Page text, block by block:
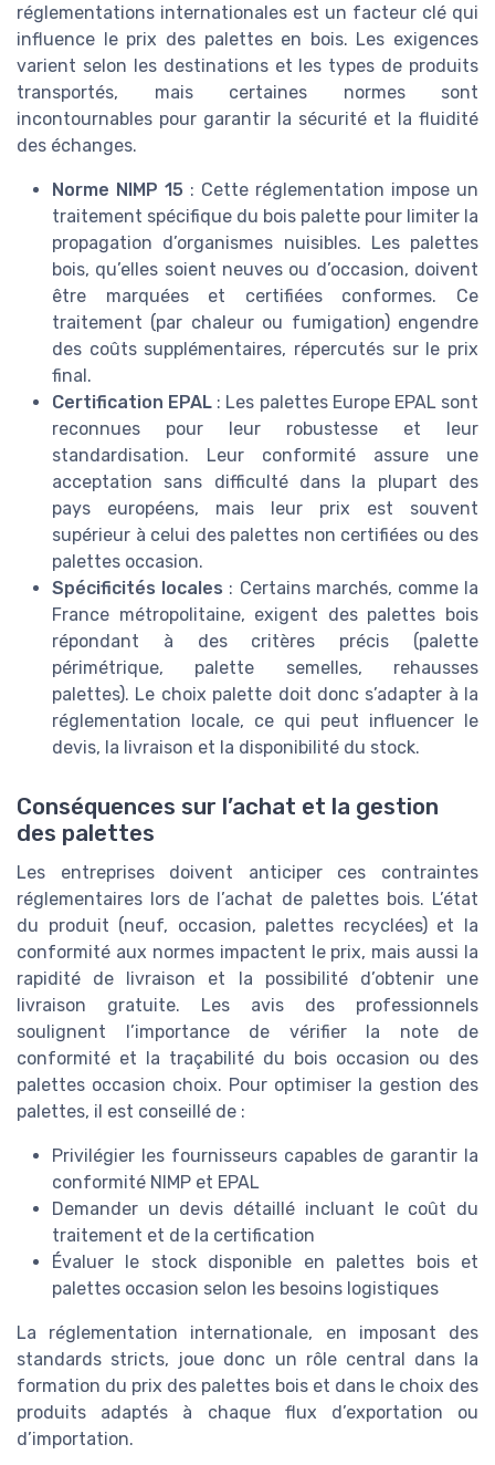
réglementations internationales est un facteur clé qui
influence le prix des palettes en bois. Les exigences
varient selon les destinations et les types de produits
transportés, mais certaines normes sont
incontournables pour garantir la sécurité et la fluidité
des échanges.
Norme NIMP 15 : Cette réglementation impose un
traitement spécifique du bois palette pour limiter la
propagation d’organismes nuisibles. Les palettes
bois, qu’elles soient neuves ou d’occasion, doivent
être marquées et certifiées conformes. Ce
traitement (par chaleur ou fumigation) engendre
des coûts supplémentaires, répercutés sur le prix
final.
Certification EPAL : Les palettes Europe EPAL sont
reconnues pour leur robustesse et leur
standardisation. Leur conformité assure une
acceptation sans difficulté dans la plupart des
pays européens, mais leur prix est souvent
supérieur à celui des palettes non certifiées ou des
palettes occasion.
Spécificités locales : Certains marchés, comme la
France métropolitaine, exigent des palettes bois
répondant à des critères précis (palette
périmétrique, palette semelles, rehausses
palettes). Le choix palette doit donc s’adapter à la
réglementation locale, ce qui peut influencer le
devis, la livraison et la disponibilité du stock.
Conséquences sur l’achat et la gestion
des palettes
Les entreprises doivent anticiper ces contraintes
réglementaires lors de l’achat de palettes bois. L’état
du produit (neuf, occasion, palettes recyclées) et la
conformité aux normes impactent le prix, mais aussi la
rapidité de livraison et la possibilité d’obtenir une
livraison gratuite. Les avis des professionnels
soulignent l’importance de vérifier la note de
conformité et la traçabilité du bois occasion ou des
palettes occasion choix. Pour optimiser la gestion des
palettes, il est conseillé de :
Privilégier les fournisseurs capables de garantir la
conformité NIMP et EPAL
Demander un devis détaillé incluant le coût du
traitement et de la certification
Évaluer le stock disponible en palettes bois et
palettes occasion selon les besoins logistiques
La réglementation internationale, en imposant des
standards stricts, joue donc un rôle central dans la
formation du prix des palettes bois et dans le choix des
produits adaptés à chaque flux d’exportation ou
d’importation.